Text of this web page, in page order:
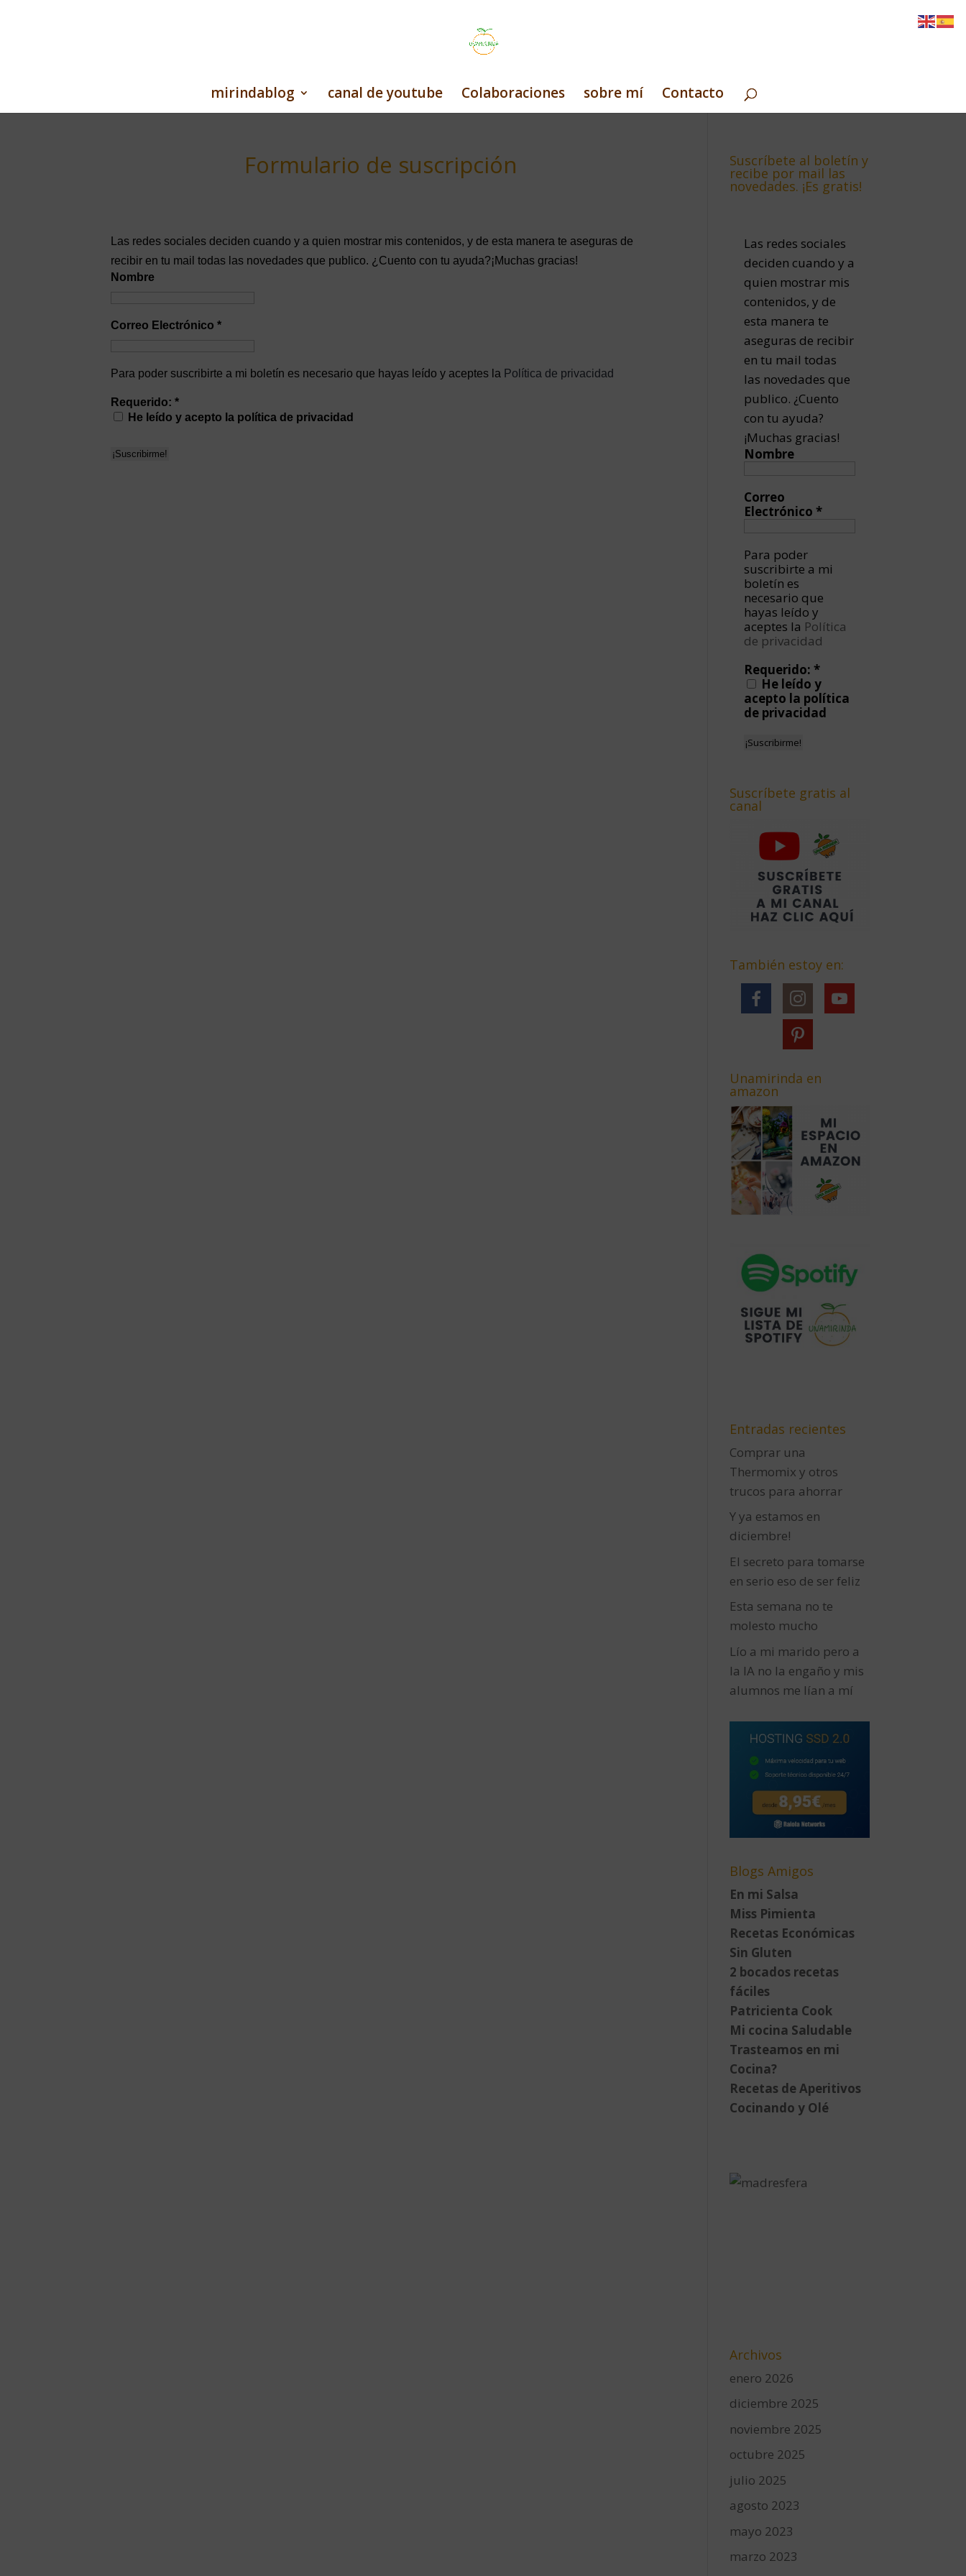
mirindablog canal de youtube Colaboraciones sobre mí Contacto
Formulario de suscripción
Las redes sociales deciden cuando y a quien mostrar mis contenidos, y de esta manera te aseguras de
recibir en tu mail todas las novedades que publico. ¿Cuento con tu ayuda?¡Muchas gracias!
Nombre
Correo Electrónico*
Para poder suscribirte a mi boletín es necesario que hayas leído y aceptes la Política de privacidad
Requerido:*
He leído y acepto la política de privacidad
Suscríbete al boletín y
recibe por mail las
novedades. ¡Es gratis!
Las redes sociales
deciden cuando y a
quien mostrar mis
contenidos, y de
esta manera te
aseguras de recibir
en tu mail todas
las novedades que
publico. ¿Cuento
con tu ayuda?
¡Muchas gracias!
Nombre
Correo
Electrónico*
Para poder
suscribirte a mi
boletín es
necesario que
hayas leído y
aceptes la Política
de privacidad
Requerido:*
He leído y
acepto la política
de privacidad
Suscríbete gratis al
canal
También estoy en:
Unamirinda en
amazon
Entradas recientes
Comprar una
Thermomix y otros
trucos para ahorrar
Y ya estamos en
diciembre!
El secreto para tomarse
en serio eso de ser feliz
Esta semana no te
molesto mucho
Lío a mi marido pero a
la IA no la engaño y mis
alumnos me lían a mí
Blogs Amigos
En mi Salsa
Miss Pimienta
Recetas Económicas
Sin Gluten
2 bocados recetas
fáciles
Patricienta Cook
Mi cocina Saludable
Trasteamos en mi
Cocina?
Recetas de Aperitivos
Cocinando y Olé
Archivos
enero 2026
diciembre 2025
noviembre 2025
octubre 2025
julio 2025
agosto 2023
mayo 2023
marzo 2023